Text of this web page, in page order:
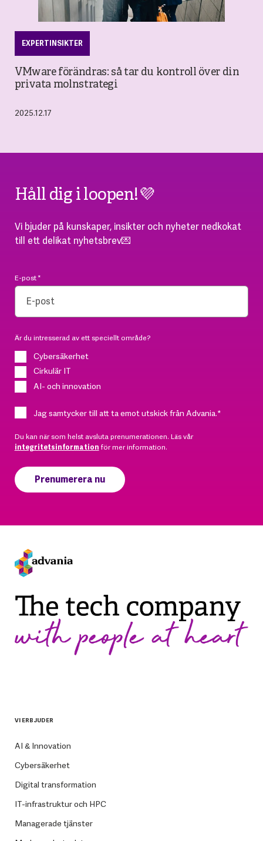
EXPERTINSIKTER
VMware förändras: så tar du kontroll över din
privata molnstrategi
2025.12.17
Håll dig i loopen!💜
Vi bjuder på kunskaper, insikter och nyheter nedkokat
till ett delikat nyhetsbrev💌
E-post*
Är du intresserad av ett speciellt område?
Cybersäkerhet
Cirkulär IT
AI- och innovation
Jag samtycker till att ta emot utskick från Advania.*
Du kan när som helst avsluta prenumerationen. Läs vår
integritetsinformation för mer information.
VI ERBJUDER
AI & Innovation
Cybersäkerhet
Digital transformation
IT-infrastruktur och HPC
Managerade tjänster